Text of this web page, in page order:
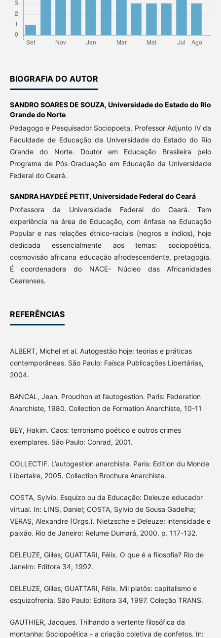
BIOGRAFIA DO AUTOR
SANDRO SOARES DE SOUZA, Universidade do Estado do Rio
Grande do Norte
Pedagogo e Pesquisador Sociopoeta, Professor Adjunto IV da
Faculdade de Educação da Universidade do Estado do Rio
Grande do Norte. Doutor em Educação Brasileira pelo
Programa de Pós-Graduação em Educação da Universidade
Federal do Ceará.
SANDRA HAYDEÉ PETIT, Universidade Federal do Ceará
Professora da Universidade Federal do Ceará. Tem
experiência na área de Educação, com ênfase na Educação
Popular e nas relações étnico-raciais (negros e índios), hoje
dedicada essencialmente aos temas: sociopoética,
cosmovisão africana educação afrodescendente, pretagogia.
É coordenadora do NACE- Núcleo das Africanidades
Cearenses.
REFERÊNCIAS
ALBERT, Michel et al. Autogestão hoje: teorias e práticas
contemporâneas. São Paulo: Faísca Publicações Libertárias,
2004.
BANCAL, Jean. Proudhon et l’autogestion. Paris: Federation
Anarchiste, 1980. Collection de Formation Anarchiste, 10-11
BEY, Hakim. Caos: terrorismo poético e outros crimes
exemplares. São Paulo: Conrad, 2001.
COLLECTIF. L’autogestion anarchiste. Paris: Edition du Monde
Libertaire, 2005. Collection Brochure Anarchiste.
COSTA, Sylvio. Esquizo ou da Educação: Deleuze educador
virtual. In: LINS, Daniel; COSTA, Sylvio de Sousa Gadelha;
VERAS, Alexandre (Orgs.). Nietzsche e Deleuze: intensidade e
paixão. Rio de Janeiro: Relume Dumará, 2000. p. 117-132.
DELEUZE, Gilles; GUATTARI, Félix. O que é a filosofia? Rio de
Janeiro: Editora 34, 1992.
DELEUZE, Gilles; GUATTARI, Félix. Mil platôs: capitalismo e
esquizofrenia. São Paulo: Editora 34, 1997. Coleção TRANS.
GAUTHIER, Jacques. Trilhando a vertente filosófica da
montanha: Sociopoética - a criação coletiva de confetos. In: